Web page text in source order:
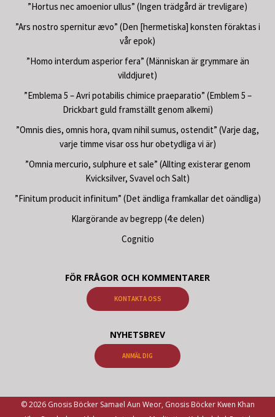
”Hortus nec amoenior ullus” (Ingen trädgård är trevligare)
”Ars nostro spernitur ævo” (Den [hermetiska] konsten föraktas i
vår epok)
”Homo interdum asperior fera” (Människan är grymmare än
vilddjuret)
”Emblema 5 – Avri potabilis chimice praeparatio” (Emblem 5 –
Drickbart guld framställt genom alkemi)
”Omnis dies, omnis hora, qvam nihil sumus, ostendit” (Varje dag,
varje timme visar oss hur obetydliga vi är)
”Omnia mercurio, sulphure et sale” (Allting existerar genom
Kvicksilver, Svavel och Salt)
”Finitum producit infinitum” (Det ändliga framkallar det oändliga)
Klargörande av begrepp (4:e delen)
Cognitio
FÖR FRÅGOR OCH KOMMENTARER
KONTAKTA OSS
NYHETSBREV
ANMÄL DIG
© 2026 Gnosis Böcker Samael Aun Weor, Gnosis Böcker Kwen Khan